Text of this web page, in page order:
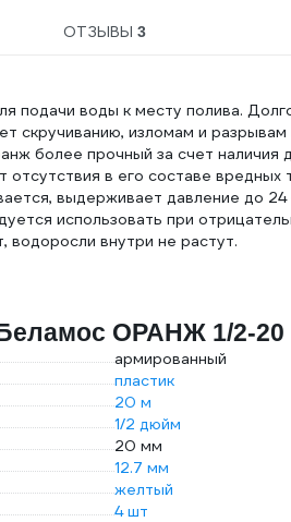
ОТЗЫВЫ3
воды к месту полива.
скручиванию, изломам и
более прочный за счет наличия
в его составе вредных
выдерживает давление до 24
использовать при
водоросли внутри не растут.
Беламос ОРАНЖ 1/2-20
армированный
пластик
20 м
1/2 дюйм
20 мм
12.7 мм
желтый
4 шт